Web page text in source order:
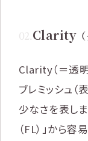
02.Clarity（
Clarity（＝透明
ブレミッシュ（
少なさを表し
（FL）」から